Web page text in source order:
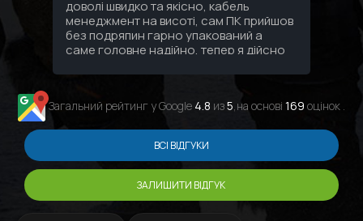
доволі швидко та якісно, кабель
менеджмент на висоті, сам ПК прийшов
без подряпин гарно упакований а
саме головне надійно, тепер я дійсно
останні 10 років найкращий сервіс та
Загальний рейтинг у Google 4.8 из5,на основі 169 оцінок .
ВСІ ВІДГУКИ
ЗАЛИШИТИ ВІДГУК